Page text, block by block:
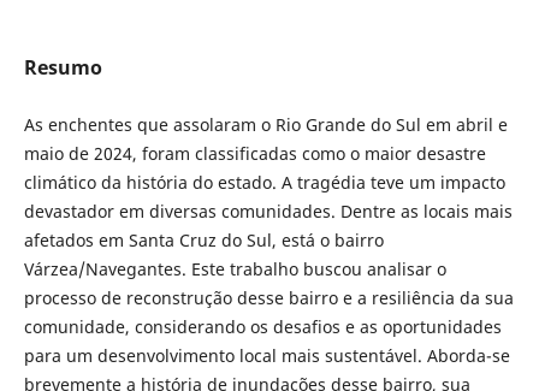
Resumo
As enchentes que assolaram o Rio Grande do Sul em abril e
maio de 2024, foram classificadas como o maior desastre
climático da história do estado. A tragédia teve um impacto
devastador em diversas comunidades. Dentre as locais mais
afetados em Santa Cruz do Sul, está o bairro
Várzea/Navegantes. Este trabalho buscou analisar o
processo de reconstrução desse bairro e a resiliência da sua
comunidade, considerando os desafios e as oportunidades
para um desenvolvimento local mais sustentável. Aborda-se
brevemente a história de inundações desse bairro, sua